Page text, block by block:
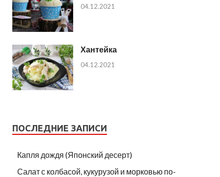
04.12.2021
Хантейка
04.12.2021
ПОСЛЕДНИЕ ЗАПИСИ
Капля дождя (Японский десерт)
Салат с колбасой, кукурузой и морковью по-